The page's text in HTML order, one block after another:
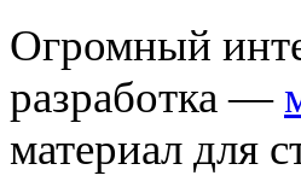
Огромный
разработка —
материал для